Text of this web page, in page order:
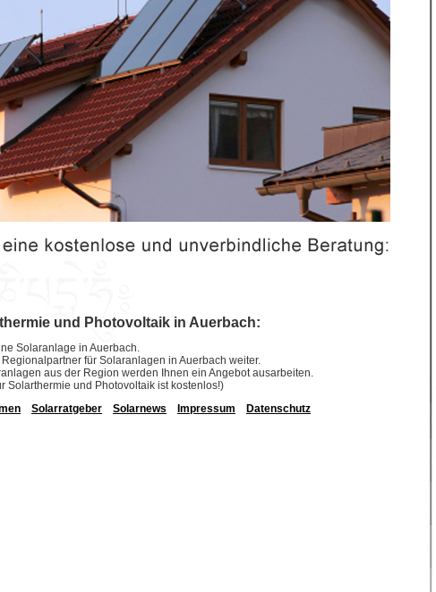
und Photovoltaik in Auerbach:
Solaranlage in Auerbach.
für Solaranlagen in Auerbach weiter.
aus der Region werden Ihnen ein Angebot ausarbeiten.
Solarthermie und Photovoltaik ist kostenlos!)
Solarratgeber Solarnews Impressum Datenschutz